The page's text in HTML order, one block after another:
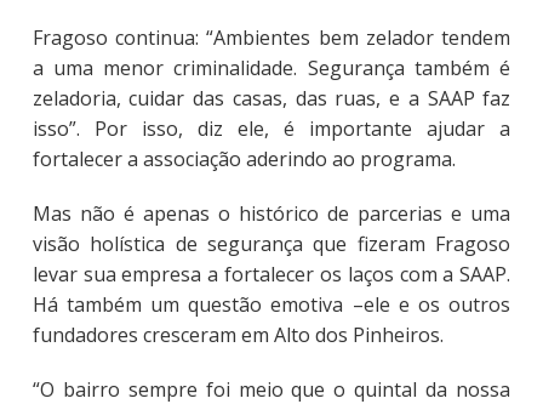
Fragoso continua: “Ambientes bem zelador tendem
a uma menor criminalidade. Segurança também é
zeladoria, cuidar das casas, das ruas, e a SAAP faz
isso”. Por isso, diz ele, é importante ajudar a
fortalecer a associação aderindo ao programa.
Mas não é apenas o histórico de parcerias e uma
visão holística de segurança que fizeram Fragoso
levar sua empresa a fortalecer os laços com a SAAP.
Há também um questão emotiva –ele e os outros
fundadores cresceram em Alto dos Pinheiros.
“O bairro sempre foi meio que o quintal da nossa